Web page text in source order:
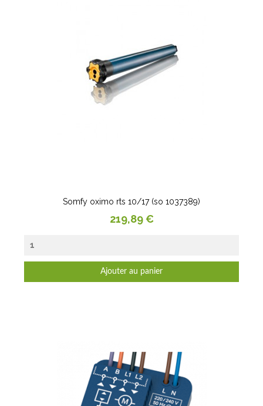
Somfy oximo rts 10/17 (so 1037389)
Prix
219,89 €
Ajouter au panier